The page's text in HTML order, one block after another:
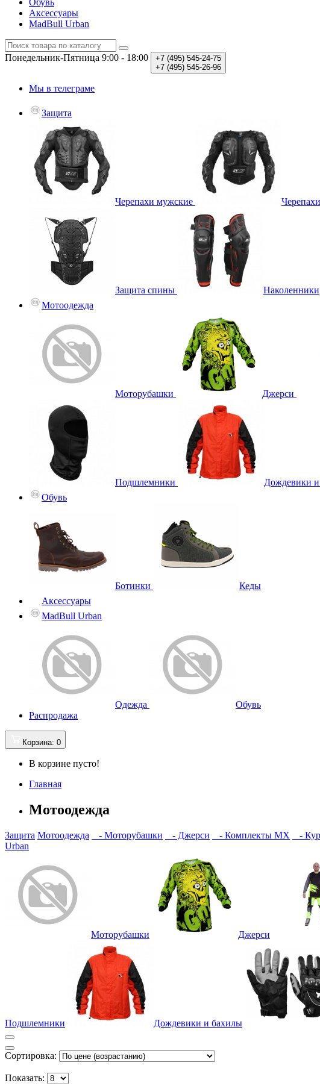
Обувь
Аксессуары
MadBull Urban
Понедельник-Пятница 9:00 - 18:00 +7 (495) 545-24-75
+7 (495) 545-26-96
Мы в телеграме
Защита
Черепахи мужские
Защита спины
Наколенники
Мотоодежда
Моторубашки Джерси
Подшлемники Дождевики
Обувь
Ботинки
Кеды
Аксессуары
MadBull Urban
Одежда
Обувь
Распродажа
Корзина: 0
В корзине пусто!
Главная
Мотоодежда
Защита Мотоодежда - Моторубашки - Джерси - Комплекты MX -
Urban
Моторубашки Джерси
Подшлемники Дождевики и бахилы
Сортировка:
Показать: